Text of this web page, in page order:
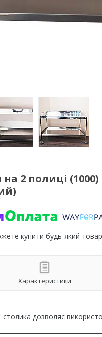
2 полиці (1000)
купити будь-який
Характеристики
столика дозволяє